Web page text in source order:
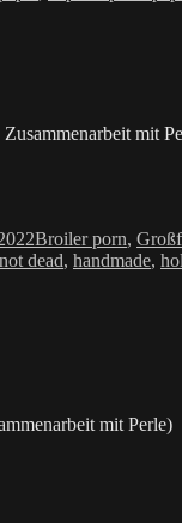
mit
Kategorien
Broiler porn,
dead, handmade,
mit Perle)